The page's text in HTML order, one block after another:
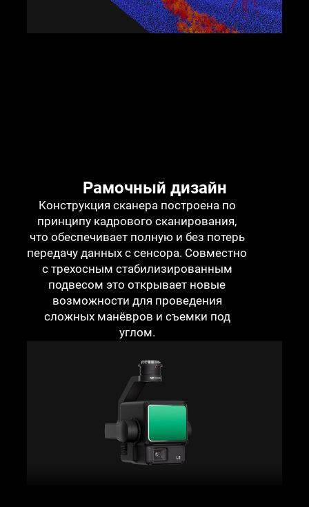
Рамочный дизайн
Конструкция сканера построена по
принципу кадрового сканирования,
что обеспечивает полную и без потерь
передачу данных с сенсора. Совместно
с трехосным стабилизированным
подвесом это открывает новые
возможности для проведения
сложных манёвров и съемки под
углом.